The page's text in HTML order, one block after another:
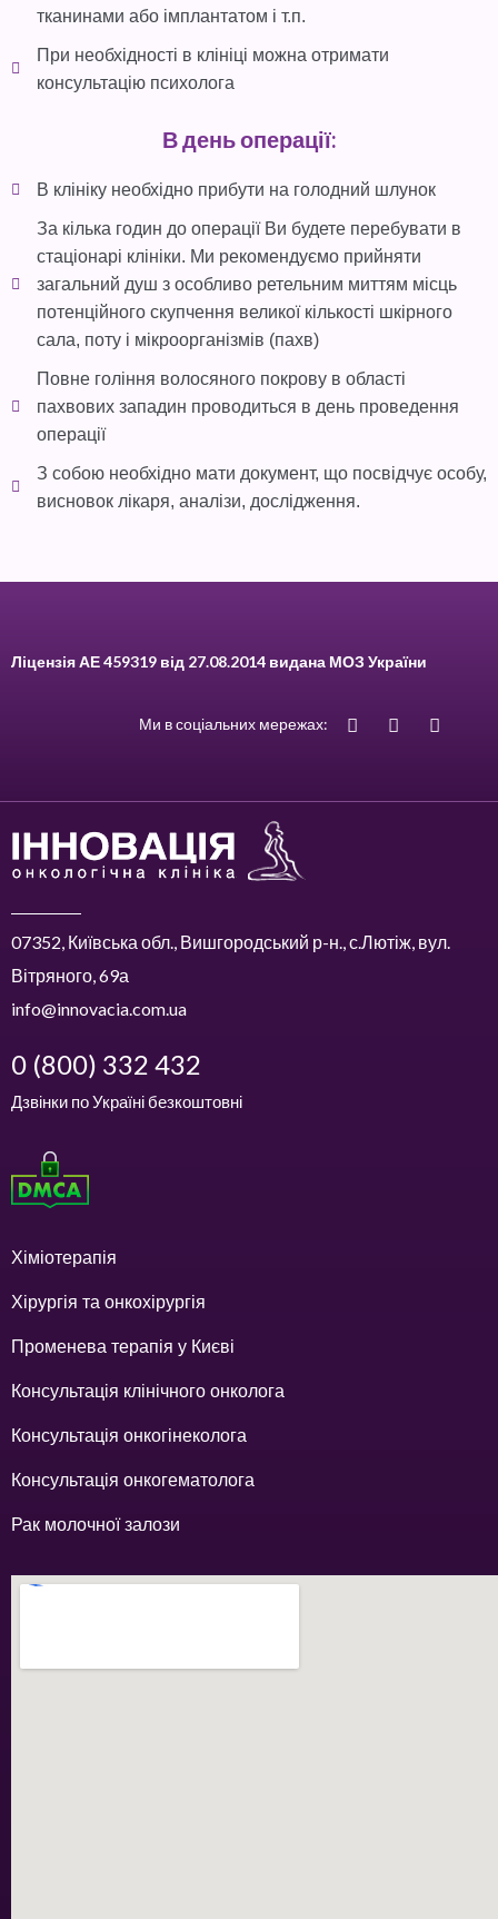
тканинами або імплантатом і т.п.
При необхідності в клініці можна отримати
консультацію психолога
В день операції:
В клініку необхідно прибути на голодний шлунок
За кілька годин до операції Ви будете перебувати в
стаціонарі клініки. Ми рекомендуємо прийняти
загальний душ з особливо ретельним миттям місць
потенційного скупчення великої кількості шкірного
сала, поту і мікроорганізмів (пахв)
Повне гоління волосяного покрову в області
пахвових западин проводиться в день проведення
операції
З собою необхідно мати документ, що посвідчує особу,
висновок лікаря, аналізи, дослідження.
Ліцензія АЕ 459319 від 27.08.2014 видана МОЗ України
Ми в соціальних мережах:
07352, Київська обл., Вишгородський р-н., с.Лютіж, вул.
Вітряного, 69а
info@innovacia.com.ua
0 (800) 332 432
Дзвінки по Україні безкоштовні
Хіміотерапія
Хірургія та онкохірургія
Променева терапія у Києві
Консультація клінічного онколога
Консультація онкогінеколога
Консультація онкогематолога
Рак молочної залози